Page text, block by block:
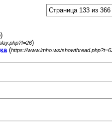
Страница 133 из 366
)
)
(https://www.imho.ws/